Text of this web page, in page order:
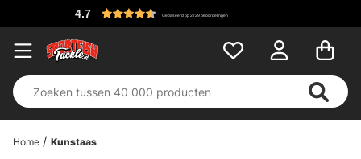
4.7 Gebaseerd op 2729 beoordelingen
Home Kunstaas